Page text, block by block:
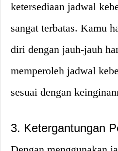
ketersediaan jadwal
sangat terbatas. Kamu
diri dengan jauh-jauh
memperoleh jadwal
sesuai dengan
3. Ketergantungan